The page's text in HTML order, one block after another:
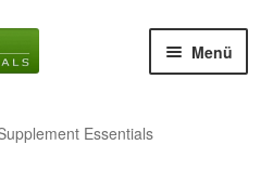
Menü
Essentials